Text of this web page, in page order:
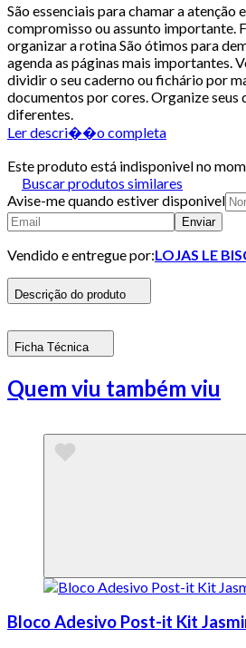
São essenciais para chamar a atenção
compromisso ou assunto importante.
organizar a rotina São ótimos para
agenda as páginas mais importantes.
dividir o seu caderno ou fichário por
documentos por cores. Organize seus
diferentes.
Ler descri��o completa
Este produto está indisponivel no
Buscar produtos similares
Avise-me quando estiver disponivel
Enviar
Vendido e entregue por:LOJAS LE
Descrição do produto
Ficha Técnica
Quem viu também viu
Bloco Adesivo Post-it Kit